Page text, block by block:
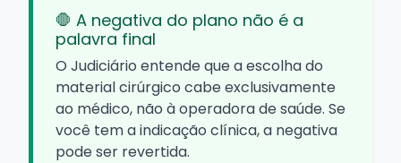
🛑 A negativa do plano não é a
palavra final
O Judiciário entende que a escolha do
material cirúrgico cabe exclusivamente
ao médico, não à operadora de saúde. Se
você tem a indicação clínica, a negativa
pode ser revertida.